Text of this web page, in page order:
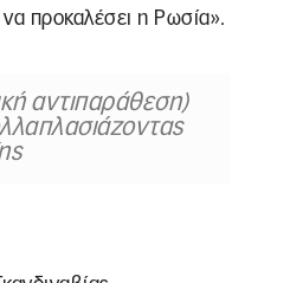
προκαλέσει η Ρωσία».
αντιπαράθεση)